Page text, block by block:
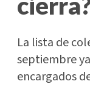
La lista de
septiembre
encargados